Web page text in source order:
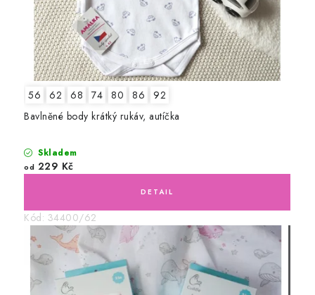
56 62 68 74 80 86
92
Bavlněné body krátký rukáv, autíčka
Skladem
od 229 Kč
Kód: 34400/62